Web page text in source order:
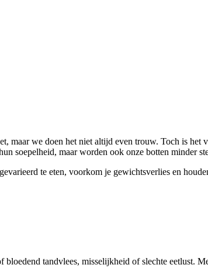
maar we doen het niet altijd even trouw. Toch is
soepelheid, maar worden ook onze botten minder
te eten, voorkom je gewichtsverlies en
tandvlees, misselijkheid of slechte eetlust.